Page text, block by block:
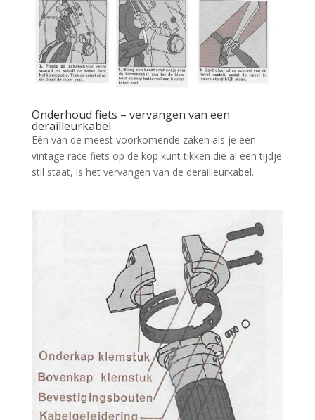
Onderhoud fiets – vervangen van een
derailleurkabel
Eén van de meest voorkomende zaken als je een
vintage race fiets op de kop kunt tikken die al een tijdje
stil staat, is het vervangen van de derailleurkabel.